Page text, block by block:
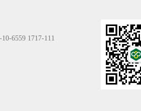
6559 1717-111